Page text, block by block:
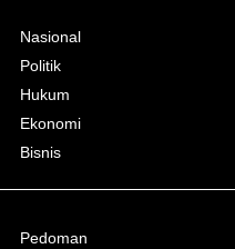
Nasional
Politik
Hukum
Ekonomi
Bisnis
Pedoman